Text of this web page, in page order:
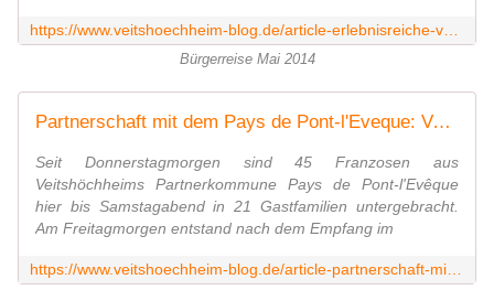
Bürgerreise Mai 2014
Partnerschaft mit dem Pays de Pont-l'Eveque: Veitshöchheimer Bürgermeister empfing 45 französische Gäste - Konzert am Samstagabend - Veitshöchheim News
Seit Donnerstagmorgen sind 45 Franzosen aus
Veitshöchheims Partnerkommune Pays de Pont-l'Evêque
hier bis Samstagabend in 21 Gastfamilien untergebracht.
Am Freitagmorgen entstand nach dem Empfang im